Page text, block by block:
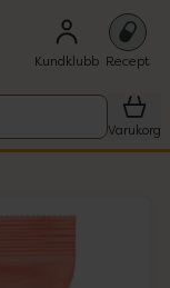
Kundklubb Recept
Varukorg